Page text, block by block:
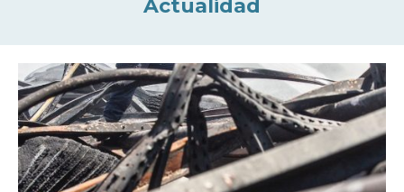
Actualidad